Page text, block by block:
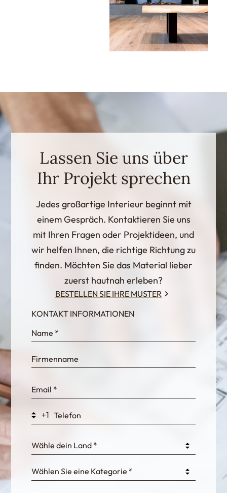
Lassen Sie uns über
Ihr Projekt sprechen
Jedes großartige Interieur beginnt mit
einem Gespräch. Kontaktieren Sie uns
mit Ihren Fragen oder Projektideen, und
wir helfen Ihnen, die richtige Richtung zu
finden. Möchten Sie das Material lieber
zuerst hautnah erleben?
BESTELLEN SIE IHRE MUSTER
InternalFormDataPassing
bn1q0rrvUn2bmwl
WEK7sP7DXp5OiEV
fKG333tDPmDdJm8
KONTAKT INFORMATIONEN
+1
Wähle dein Land *
Wählen Sie eine Kategorie *